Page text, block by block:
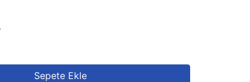
Sepete Ekle